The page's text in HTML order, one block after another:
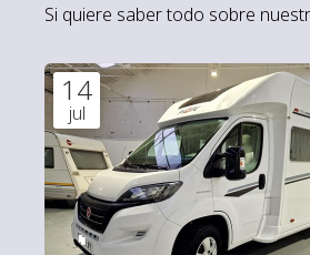
Si quiere saber todo sobre
14
jul